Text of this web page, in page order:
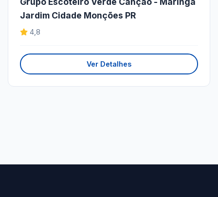
Jardim Cidade Monções PR
4,8
Ver Detalhes